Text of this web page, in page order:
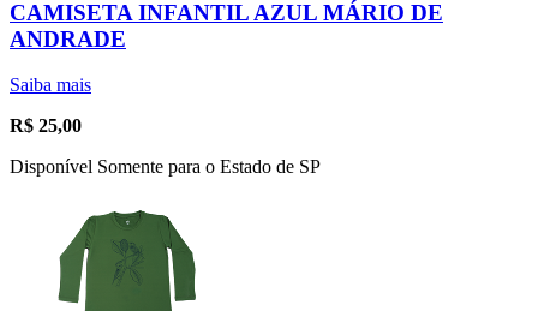
CAMISETA INFANTIL AZUL MÁRIO DE
ANDRADE
Saiba mais
R$ 25,00
Disponível Somente para o Estado de SP